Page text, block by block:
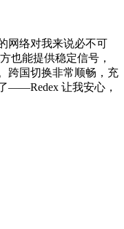
网络对我来说必不可
也能提供稳定信号，
跨国切换非常顺畅，充
——Redex 让我安心，